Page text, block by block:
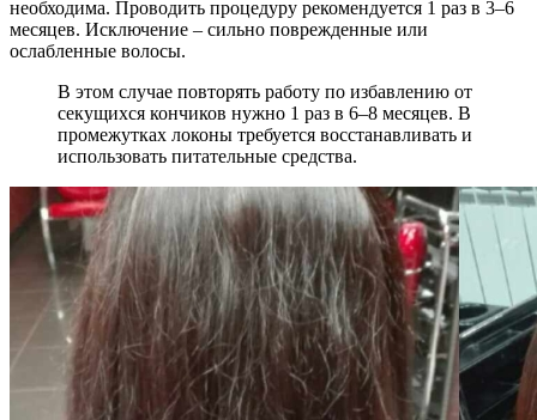
необходима. Проводить процедуру рекомендуется 1 раз в 3–6
месяцев. Исключение – сильно поврежденные или
ослабленные волосы.
В этом случае повторять работу по избавлению от
секущихся кончиков нужно 1 раз в 6–8 месяцев. В
промежутках локоны требуется восстанавливать и
использовать питательные средства.